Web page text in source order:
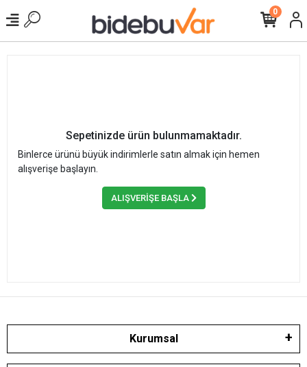
0
Sepetinizde ürün bulunmamaktadır.
Binlerce ürünü büyük indirimlerle satın almak için hemen
alışverişe başlayın.
ALIŞVERİŞE BAŞLA
Kurumsal